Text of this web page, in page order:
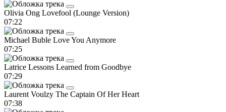
Olivia Ong Lovefool (Lounge Version)
07:22
Michael Buble Love You Anymore
07:25
Latrice Lessons Learned from Goodbye
07:29
Laurent Voulzy The Captain Of Her Heart
07:38